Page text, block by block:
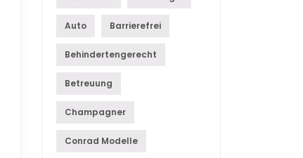
Auto Barrierefrei
Behindertengerecht
Betreuung
Champagner
Conrad Modelle